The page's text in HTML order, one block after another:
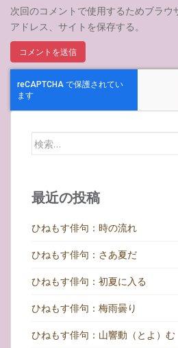
次回のコメントで使用するためブラ
アドレス、サイトを保存する。
検
最近の投稿
ひねもす俳句：時の流れ
ひねもす俳句：さあ夏だ
ひねもす俳句：初夏に入る
ひねもす俳句：梅雨曇り
ひねもす俳句：山響動（とよ）む